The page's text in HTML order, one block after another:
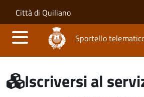
Salta al contenuto principale
Skip to site navigation
Città di Quiliano
Sportello
Iscriversi al